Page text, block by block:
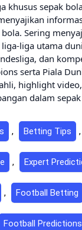
khusus sepak
Sering
liga utama
dan
serta Piala
highlight
dalam
, Betting Tips ,
, Expert
, Football Betting
Football Predictions